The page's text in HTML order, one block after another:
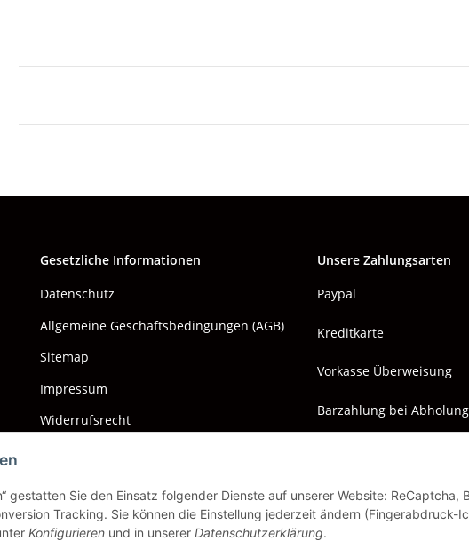
gestatten Sie den Einsatz folgender Dienste auf unserer Website: ReCaptcha,
Tracking. Sie können die Einstellung jederzeit ändern (Fingerabdruck-
Konfigurieren und in unserer Datenschutzerklärung.
Gesetzliche Informationen
Datenschutz
Allgemeine Geschäftsbedingungen (AGB)
Sitemap
Impressum
Widerrufsrecht
Unsere Zahlungsarten
Paypal
Kreditkarte
Vorkasse Überweisung
Barzahlung bei Abholung